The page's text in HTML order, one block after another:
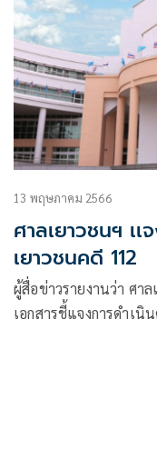
13 พฤษภาคม 2566
ศาลเยาวชนฯ เ
เยาวชนคดี 112
ผู้สื่อข่าวรายงานว่า ศา
เอกสารชี้แจงการดำเ